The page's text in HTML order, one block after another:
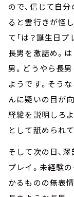
ので、信じて自
ると雲行きが怪
て「は？誕生日
長男を激詰め。
男。どうやら長
ようです。そう
んに疑いの目が
経緯を説明しろ
として舐められ
そして次の日、
プレイ。未経験
かるものの無表